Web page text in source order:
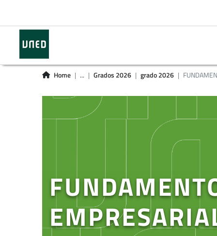
Home ... Grados 2026 grado 2026